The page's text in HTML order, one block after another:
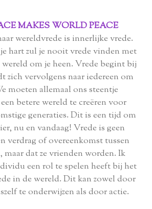
MAKES WORLD PEACE
wereldvrede is innerlijke vrede.
hart zul je nooit vrede vinden met
om je heen. Vrede begint bij
zich vervolgens naar iedereen om
moeten allemaal ons steentje
​​betere wereld te creëren voor
generaties. Dit is een tijd om
nu en vandaag! Vrede is geen
verdrag of overeenkomst tussen
maar dat ze vrienden worden. Ik
een rol te spelen heeft bij het
in de wereld. Dit kan zowel door
te onderwijzen als door actie.